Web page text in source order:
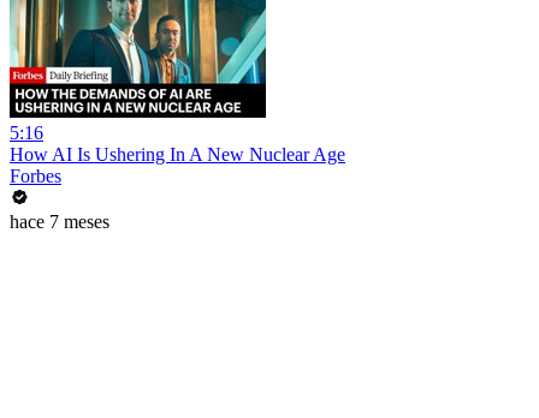
5:16
How AI Is Ushering In A New Nuclear Age
Forbes
hace 7 meses